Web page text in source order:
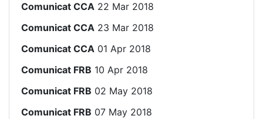
Comunicat CCA 22 Mar 2018
Comunicat CCA 23 Mar 2018
Comunicat CCA 01 Apr 2018
Comunicat FRB 10 Apr 2018
Comunicat FRB 02 May 2018
Comunicat FRB 07 May 2018